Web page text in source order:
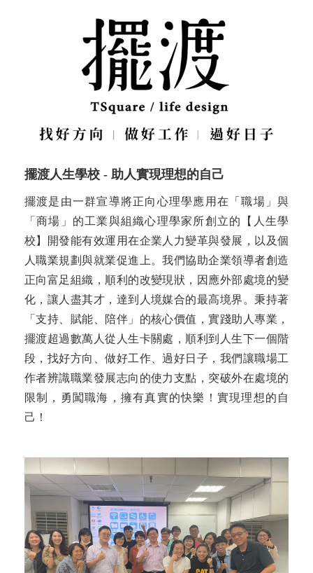
擺渡人生學校 - 助人實現理想的自己
擺渡是由一群宣導將正向心理學應用在「職場」與
「商場」的工業與組織心理學家所創立的【人生學
校】開發能有效運用在企業人力變革與發展，以及個
人職業規劃與就業促進上。我們協助企業領導者創造
正向富足組織，順利的改變現狀，因應外部處境的變
化，讓人盡其才，達到人境媒合的最高境界。秉持著
「支持、賦能、陪伴」的核心價值，實踐助人專業，
擺渡超過數萬人從人生卡關處，順利到人生下一個階
段，找好方向、做好工作、過好日子，我們讓職場工
作者辨識職業發展志向的使力支點，突破外在處境的
限制，勇闖職海，擁有真實的快樂！實現理想的自
己！